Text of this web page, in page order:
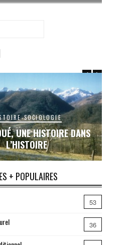
SOCIOLOGIE
UNE HISTOIRE DANS
L’HISTOIRE
+ POPULAIRES
53
36